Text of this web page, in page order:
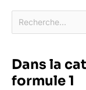
Dans la
formule 1